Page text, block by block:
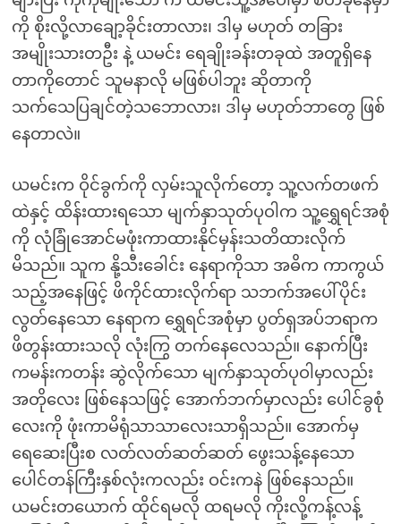
ကို စိုးလို့လာချော့ခိုင်းတာလား၊ ဒါမှ မဟုတ် တခြား
အမျိုးသားတဦး နဲ့ ယမင်း ရေချိုးခန်းတခုထဲ အတူရှိနေ
တာကိုတောင် သူမနာလို မဖြစ်ပါဘူး ဆိုတာကို
သက်သေပြချင်တဲ့သဘောလား၊ ဒါမှ မဟုတ်ဘာတွေ ဖြစ်
နေတာလဲ။
ယမင်းက ဝိုင်ခွက်ကို လှမ်းသူလိုက်တော့ သူ့လက်တဖက်
ထဲနှင့် ထိန်းထားရသော မျက်နှာသုတ်ပုဝါက သူ့ရွှေရင်အစုံ
ကို လုံခြုံအောင်မဖုံးကာထားနိုင်မှန်းသတိထားလိုက်
မိသည်။ သူက နို့သီးခေါင်း နေရာကိုသာ အဓိက ကာကွယ်
သည့်အနေဖြင့် ဖိကိုင်ထားလိုက်ရာ သဘက်အပေါ်ပိုင်း
လွတ်နေသော နေရာက ရွှေရင်အစုံမှာ ပွတ်ရှအပ်ဘရာက
ဖိတွန်းထားသလို လုံးကြွ တက်နေလေသည်။ နောက်ပြီး
ကမန်းကတန်း ဆွဲလိုက်သော မျက်နှာသုတ်ပုဝါမှာလည်း
အတိုလေး ဖြစ်နေသဖြင့် အောက်ဘက်မှာလည်း ပေါင်ခွစုံ
လေးကို ဖုံးကာမိရုံသာသာလေးသာရှိသည်။ အောက်မှ
ရေဆေးပြီးစ လတ်လတ်ဆတ်ဆတ် ဖွေးသန့်နေသော
ပေါင်တန်ကြီးနှစ်လုံးကလည်း ဝင်းကနဲ ဖြစ်နေသည်။
ယမင်းတယောက် ထိုင်ရမလို ထရမလို ကိုးလို့ကန့်လန့်